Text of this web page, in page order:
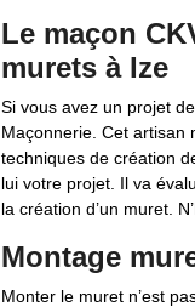
Le maçon
murets à Ize
Si vous avez un projet
Maçonnerie. Cet artisan
techniques de création
lui votre projet. Il va
la création d’un muret.
Montage
Monter le muret n’est